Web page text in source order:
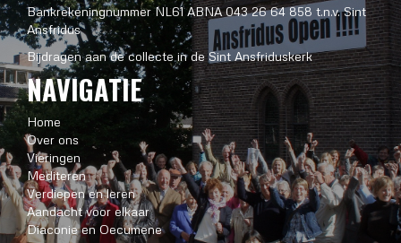
Bankrekeningnummer NL61 ABNA 043 26 64 858 t.n.v. Sint
Ansfridus
Bijdragen aan de collecte in de Sint Ansfriduskerk
NAVIGATIE
Home
Over ons
Vieringen
Mediteren
Verdiepen en leren
Aandacht voor elkaar
Diaconie en Oecumene